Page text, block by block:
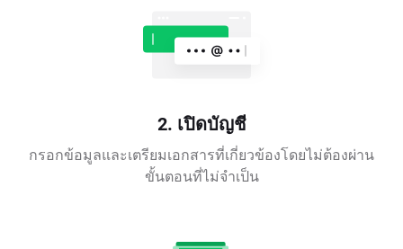
2. เปิดบัญชี
กรอกข้อมูลและเตรียมเอกสารที่เกี่ยวข้องโดยไม่ต้องผ่าน
ขั้นตอนที่ไม่จำเป็น